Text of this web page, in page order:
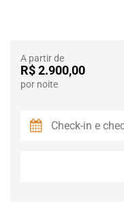
A partir de
R$ 2.900,00
por noite